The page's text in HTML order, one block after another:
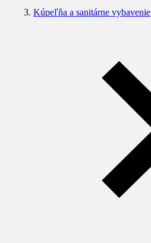
Kúpeľňa a sanitárne vybavenie